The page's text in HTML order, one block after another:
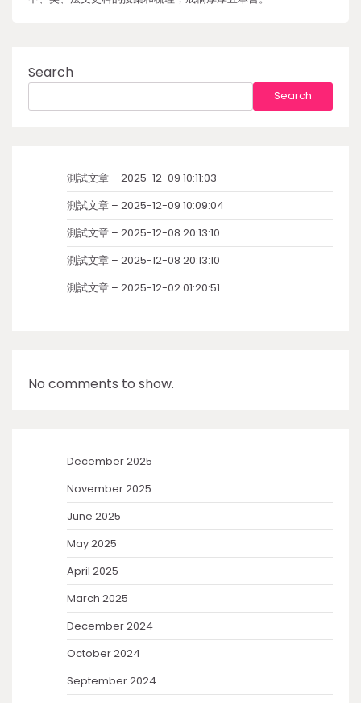
Search
Search
測試文章 – 2025-12-09 10:11:03
測試文章 – 2025-12-09 10:09:04
測試文章 – 2025-12-08 20:13:10
測試文章 – 2025-12-08 20:13:10
測試文章 – 2025-12-02 01:20:51
No comments to show.
December 2025
November 2025
June 2025
May 2025
April 2025
March 2025
December 2024
October 2024
September 2024